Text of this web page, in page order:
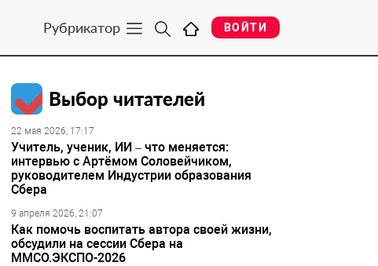
Рубрикатор ВОЙТИ
Выбор читателей
22 мая 2026, 17:17
Учитель, ученик, ИИ – что меняется:
интервью с Артёмом Соловейчиком,
руководителем Индустрии образования
Сбера
9 апреля 2026, 21:07
Как помочь воспитать автора своей жизни,
обсудили на сессии Сбера на
ММСО.ЭКСПО-2026